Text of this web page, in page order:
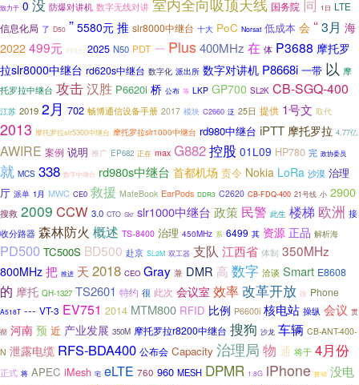
致力于 0 没 防爆对讲机 数字无线对讲 室内全向吸顶天线 国务院 同 1日 LTE
信息化局 了 D50 ” 5580元 推 slr8000中继台 十大 PoC Norsat 低成本 会 “3月 海
2022 499元 599元 2025 N50 PDT 一 Plus 400MHz 在 体 P3688 摩托罗
拉slr8000中继台 rd620s中继台 数字化 派出所 数字对讲机 P8668i 一带 以 摩
托罗拉中继台 攻击汉胜 P6620i 桥 公布 等 LKP GP700 SL2K CB-SGQ-400
江苏 2019 2月 702 畅博通信设备手册 2017 模块 C2660 泛 25日 提供 1号文 取代
2013 摩托罗拉slr5300中继台 摩托罗拉slr1000中继台 rd980中继台 iPTT 摩托罗拉 4.77亿
AWIRE 案例 说明 推广 EP682 正在 max G882控股 01L09 HP780 完 政协委员
就 MCS 338 数字中继台 rd980s中继台 首都机场 责令 Nokia LoRa 沙漠 治理
厅 派单 1月 MWC CE0 救援 MateBook EarPods DDR3 C2620 CB-FDQ-400 21号线 小 2900
搜救 2009 CCW 3.0 CTO Skr slr1000中继台 政策 民警 此生 楼梯 欧洲 接
收分路器 森林防火 概述 TS-8400 治理 450MHz 系 6499 其 资源 正品 解析海
PD500 TC500S BD500 赴京 SL2M 双工器 支队 江西省 体制 350MHz
800MHz 把 推进 天 2018 CEO Gray 兼 DMR 高 数字 洽谈 Smart E8608
的 摩托 QH-1327 TS2601 特约 很 此次 会议室 效率改革开放 徐 Phone
A518T --- VT-3 EV751 2014 MTM800 RFID 比例 P6600i 核电站 操纵 会议 贯
彻 河南 预 近 产业发展 350M 摩托罗拉r8200中继台 搜狗 沙龙 车辆 CB-ANT-400-
N 泄露电缆 RFS-BDA400 公布会 Capacity 治理局 物 通 将于 4月份
正式 将 APEC iMesh 宅 eLTE 760 960 MESH DPMR 1.8G iPhone 推动 没电